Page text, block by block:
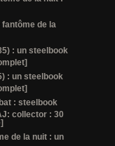
de la
: un steelbook
: un steelbook
: steelbook
collector : 30
de la nuit : un